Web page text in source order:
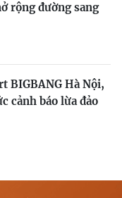
rộng đường sang
BIGBANG Hà Nội,
cảnh báo lừa đảo